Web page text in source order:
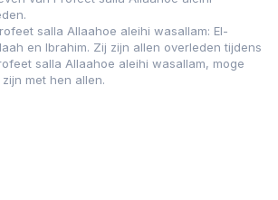
salla Allaahoe aleihi wasallam: El-
en Ibrahim. Zij zijn allen overleden tijdens
salla Allaahoe aleihi wasallam, moge
met hen allen.